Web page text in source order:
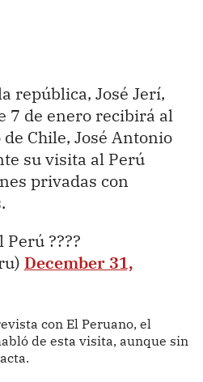
república, José Jerí,
7 de enero recibirá al
Chile, José Antonio
su visita al Perú
privadas con
????
December 31,
con El Peruano, el
de esta visita, aunque sin